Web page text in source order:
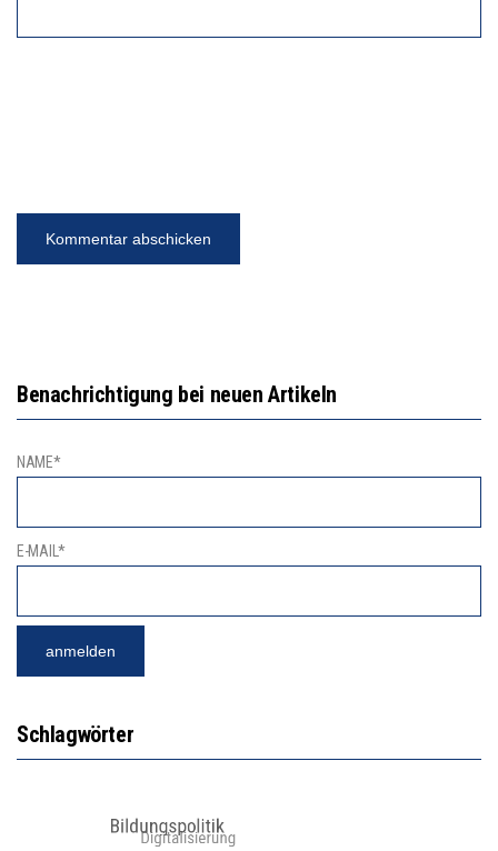
Benachrichtigung bei neuen Artikeln
NAME*
E-MAIL*
Schlagwörter